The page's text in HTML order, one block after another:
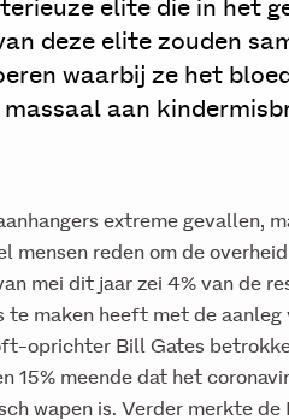
elite die in het
deze elite zouden
waarbij ze het
massaal aan
extreme gevallen,
mensen reden om de
mei dit jaar zei 4% van de
te maken heeft met de aanleg
oprichter Bill Gates
15% meende dat het
wapen is. Verder merkte de